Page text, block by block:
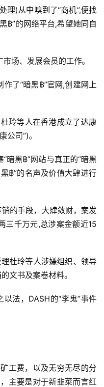
理)从中嗅到了“商机”,便找
฿”的网络平台,希望她同自
场、发展会员的工作。
了“暗黑฿”官网,创建网上
玲等人在香港成立了达康
公司”)。
暗黑฿”网站与真正的“暗黑
฿”的名声及价值大肆进行
的手段，大肆敛财，案发
三千万元,总涉案金额近15
杜玲等人涉嫌组织、领导
文书及案卷材料。
法，DASH的“李鬼”事件
工费，以及无穷无尽的分
主要是对于新韭菜而言红